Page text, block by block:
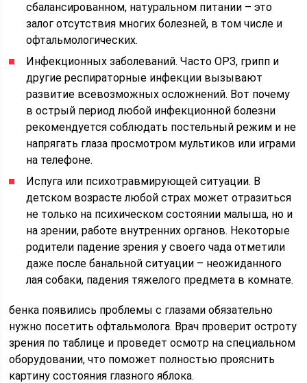
сбалансированном, натуральном питании – это
залог отсутствия многих болезней, в том числе и
офтальмологических.
Инфекционных заболеваний. Часто ОРЗ, грипп и
другие респираторные инфекции вызывают
развитие всевозможных осложнений. Вот почему
в острый период любой инфекционной болезни
рекомендуется соблюдать постельный режим и не
напрягать глаза просмотром мультиков или играми
на телефоне.
Испуга или психотравмирующей ситуации. В
детском возрасте любой страх может отразиться
не только на психическом состоянии малыша, но и
на зрении, работе внутренних органов. Некоторые
родители падение зрения у своего чада отметили
даже после банальной ситуации – неожиданного
лая собаки, падения тяжелого предмета в комнате.
бенка появились проблемы с глазами обязательно
нужно посетить офтальмолога. Врач проверит остроту
зрения по таблице и проведет осмотр на специальном
оборудовании, что поможет полностью прояснить
картину состояния глазного яблока.